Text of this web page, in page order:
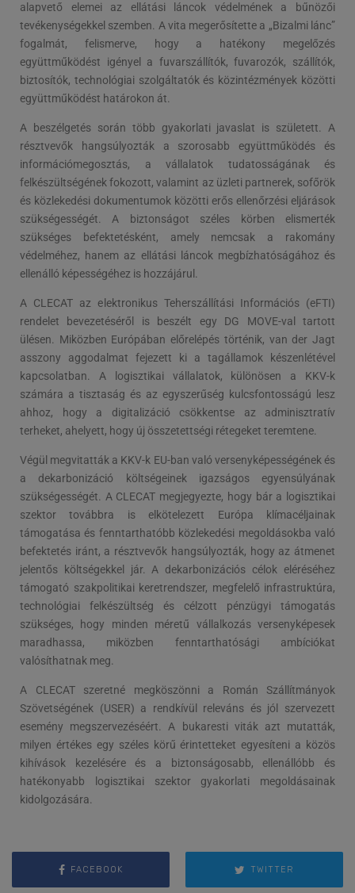
alapvető elemei az ellátási láncok védelmének a bűnözői
tevékenységekkel szemben. A vita megerősítette a „Bizalmi lánc”
fogalmát, felismerve, hogy a hatékony megelőzés
együttműködést igényel a fuvarszállítók, fuvarozók, szállítók,
biztosítók, technológiai szolgáltatók és közintézmények közötti
együttműködést határokon át.
A beszélgetés során több gyakorlati javaslat is született. A
résztvevők hangsúlyozták a szorosabb együttműködés és
információmegosztás, a vállalatok tudatosságának és
felkészültségének fokozott, valamint az üzleti partnerek, sofőrök
és közlekedési dokumentumok közötti erős ellenőrzési eljárások
szükségességét. A biztonságot széles körben elismerték
szükséges befektetésként, amely nemcsak a rakomány
védelméhez, hanem az ellátási láncok megbízhatóságához és
ellenálló képességéhez is hozzájárul.
A CLECAT az elektronikus Teherszállítási Információs (eFTI)
rendelet bevezetéséről is beszélt egy DG MOVE-val tartott
ülésen. Miközben Európában előrelépés történik, van der Jagt
asszony aggodalmat fejezett ki a tagállamok készenlétével
kapcsolatban. A logisztikai vállalatok, különösen a KKV-k
számára a tisztaság és az egyszerűség kulcsfontosságú lesz
ahhoz, hogy a digitalizáció csökkentse az adminisztratív
terheket, ahelyett, hogy új összetettségi rétegeket teremtene.
Végül megvitatták a KKV-k EU-ban való versenyképességének és
a dekarbonizáció költségeinek igazságos egyensúlyának
szükségességét. A CLECAT megjegyezte, hogy bár a logisztikai
szektor továbbra is elkötelezett Európa klímacéljainak
támogatása és fenntarthatóbb közlekedési megoldásokba való
befektetés iránt, a résztvevők hangsúlyozták, hogy az átmenet
jelentős költségekkel jár. A dekarbonizációs célok eléréséhez
támogató szakpolitikai keretrendszer, megfelelő infrastruktúra,
technológiai felkészültség és célzott pénzügyi támogatás
szükséges, hogy minden méretű vállalkozás versenyképesek
maradhassa, miközben fenntarthatósági ambíciókat
valósíthatnak meg.
A CLECAT szeretné megköszönni a Román Szállítmányok
Szövetségének (USER) a rendkívül releváns és jól szervezett
esemény megszervezéséért. A bukaresti viták azt mutatták,
milyen értékes egy széles körű érintetteket egyesíteni a közös
kihívások kezelésére és a biztonságosabb, ellenállóbb és
hatékonyabb logisztikai szektor gyakorlati megoldásainak
kidolgozására.
FACEBOOK TWITTER